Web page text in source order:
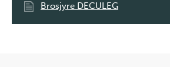
Brosjyre DECULEG